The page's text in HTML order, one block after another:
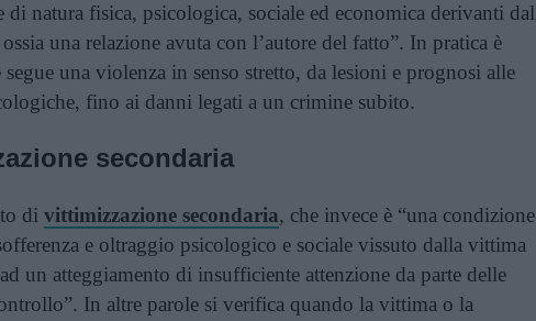
di natura fisica, psicologica, sociale ed economica derivanti dal
ossia una relazione avuta con l’autore del fatto”. In pratica è
una violenza in senso stretto, da lesioni e prognosi alle
fino ai danni legati a un crimine subito.
secondaria
di vittimizzazione secondaria, che invece è “una condizione
e oltraggio psicologico e sociale vissuto dalla vittima
un atteggiamento di insufficiente attenzione da parte delle
In altre parole si verifica quando la vittima o la